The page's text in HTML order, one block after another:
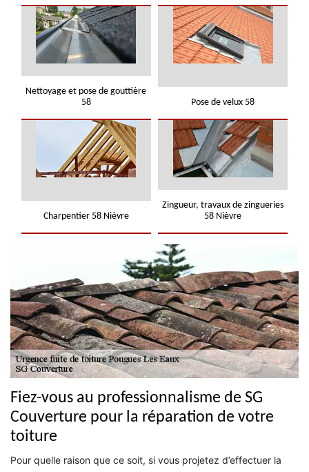
Nettoyage et pose de gouttière
58
Pose de velux 58
Charpentier 58 Nièvre
Zingueur, travaux de zingueries
58 Nièvre
Fiez-vous au professionnalisme de SG
Couverture pour la réparation de votre
toiture
Pour quelle raison que ce soit, si vous projetez d’effectuer la